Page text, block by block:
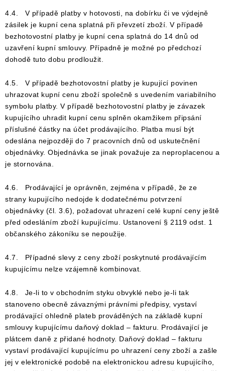
4.4. V případě platby v hotovosti, na dobírku či ve výdejně
zásilek je kupní cena splatná při převzetí zboží. V případě
bezhotovostní platby je kupní cena splatná do 14 dnů od
uzavření kupní smlouvy. Případně je možné po předchozí
dohodě tuto dobu prodloužit.
4.5. V případě bezhotovostní platby je kupující povinen
uhrazovat kupní cenu zboží společně s uvedením variabilního
symbolu platby. V případě bezhotovostní platby je závazek
kupujícího uhradit kupní cenu splněn okamžikem připsání
příslušné částky na účet prodávajícího. Platba musí být
odeslána nejpozději do 7 pracovních dnů od uskutečnění
objednávky. Objednávka se jinak považuje za neproplacenou a
je stornována.
4.6. Prodávající je oprávněn, zejména v případě, že ze
strany kupujícího nedojde k dodatečnému potvrzení
objednávky (čl. 3.6), požadovat uhrazení celé kupní ceny ještě
před odesláním zboží kupujícímu. Ustanovení § 2119 odst. 1
občanského zákoníku se nepoužije.
4.7. Případné slevy z ceny zboží poskytnuté prodávajícím
kupujícímu nelze vzájemně kombinovat.
4.8. Je-li to v obchodním styku obvyklé nebo je-li tak
stanoveno obecně závaznými právními předpisy, vystaví
prodávající ohledně plateb prováděných na základě kupní
smlouvy kupujícímu daňový doklad – fakturu. Prodávající je
plátcem daně z přidané hodnoty. Daňový doklad – fakturu
vystaví prodávající kupujícímu po uhrazení ceny zboží a zašle
jej v elektronické podobě na elektronickou adresu kupujícího,